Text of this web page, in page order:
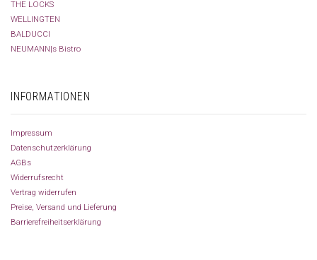
THE LOCKS
WELLINGTEN
BALDUCCI
NEUMANN|s Bistro
INFORMATIONEN
Impressum
Datenschutzerklärung
AGBs
Widerrufsrecht
Vertrag widerrufen
Preise, Versand und Lieferung
Barrierefreiheitserklärung